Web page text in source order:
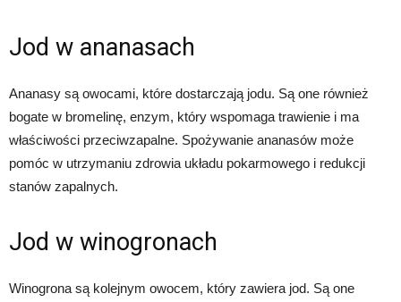
Jod w ananasach
Ananasy są owocami, które dostarczają jodu. Są one również
bogate w bromelinę, enzym, który wspomaga trawienie i ma
właściwości przeciwzapalne. Spożywanie ananasów może
pomóc w utrzymaniu zdrowia układu pokarmowego i redukcji
stanów zapalnych.
Jod w winogronach
Winogrona są kolejnym owocem, który zawiera jod. Są one